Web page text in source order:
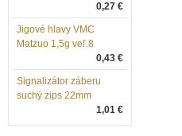
0,27 €
Jigové hlavy VMC
Matzuo 1,5g veľ.8
0,43 €
Signalizátor záberu
suchý zips 22mm
1,01 €